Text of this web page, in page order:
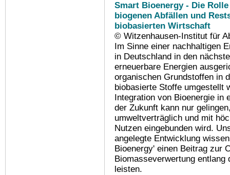
Smart Bioenergy - Die
biogenen Abfällen und
biobasierten Wirtschaft
© Witzenhausen-Institut für
Im Sinne einer nachhaltigen
in Deutschland in den
erneuerbare Energien
organischen Grundstoffen in
biobasierte Stoffe umgestellt
Integration von Bioenergie
der Zukunft kann nur
umweltverträglich und mit
Nutzen eingebunden wird.
angelegte Entwicklung
Bioenergy' einen Beitrag zur
Biomasseverwertung
leisten.